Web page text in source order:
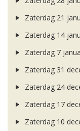
Zaterdag 21
Zaterdag 14
Zaterdag 7
Zaterdag 31
Zaterdag 24
Zaterdag 17
Zaterdag 10